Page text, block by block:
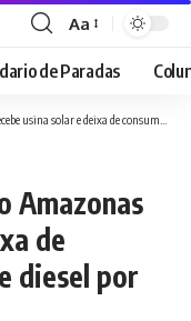
Font
Resizer
Aa
de Paradas
de consumir 35 mil litros de diesel por ano
Amazonas
de
diesel por